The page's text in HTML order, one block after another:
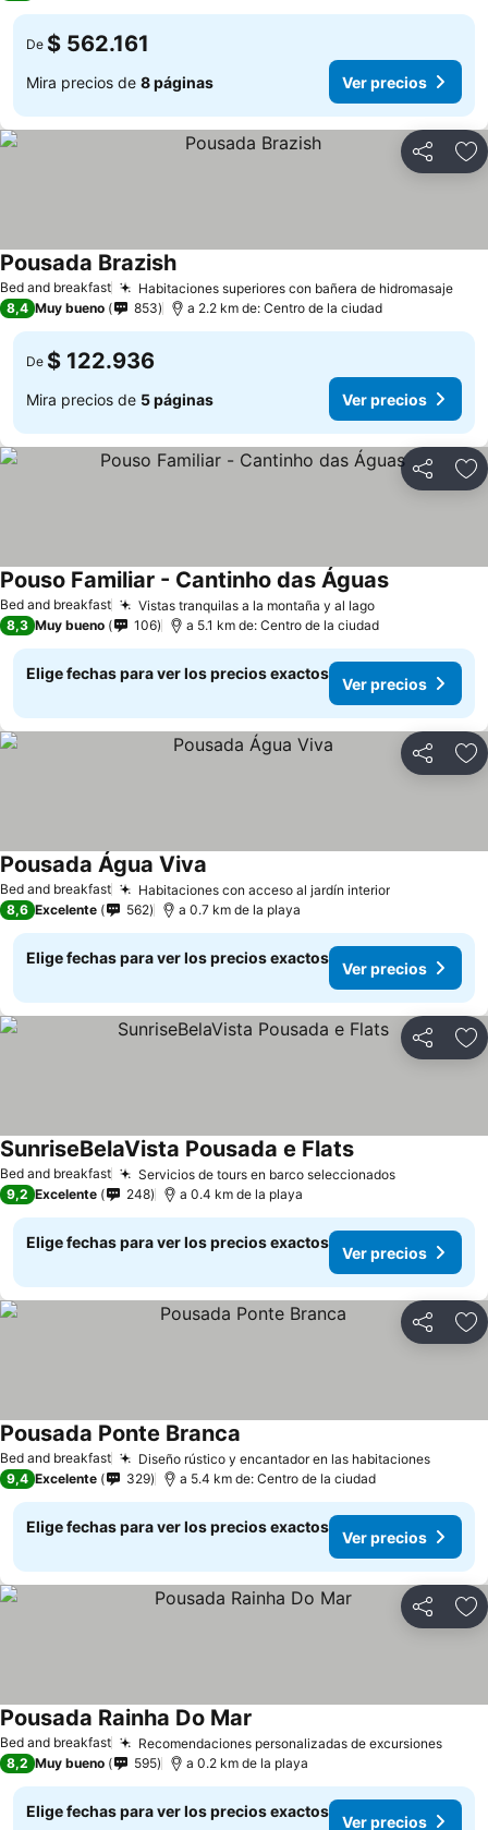
De $ 562.161
Mira precios de 8 páginas Ver precios
Compartir
Bed and breakfast Habitaciones superiores con bañera de hidromasaje
Pousada Brazish
8,4 Muy bueno 853 a 2.2 km de: Centro de la ciudad
De $ 122.936
Mira precios de 5 páginas Ver precios
Compartir
Bed and breakfast Vistas tranquilas a la montaña y al lago
Pouso Familiar - Cantinho das Águas
8,3 Muy bueno 106 a 5.1 km de: Centro de la ciudad
Elige fechas para ver los precios exactos
Ver precios
Compartir
Bed and breakfast Habitaciones con acceso al jardín interior
Pousada Água Viva
8,6 Excelente 562 a 0.7 km de la playa
Elige fechas para ver los precios exactos
Ver precios
Compartir
Bed and breakfast Servicios de tours en barco seleccionados
SunriseBelaVista Pousada e Flats
9,2 Excelente 248 a 0.4 km de la playa
Elige fechas para ver los precios exactos
Ver precios
Compartir
Bed and breakfast Diseño rústico y encantador en las habitaciones
Pousada Ponte Branca
9,4 Excelente 329 a 5.4 km de: Centro de la ciudad
Elige fechas para ver los precios exactos
Ver precios
Compartir
Bed and breakfast Recomendaciones personalizadas de excursiones
Pousada Rainha Do Mar
8,2 Muy bueno 595 a 0.2 km de la playa
Elige fechas para ver los precios exactos
Ver precios